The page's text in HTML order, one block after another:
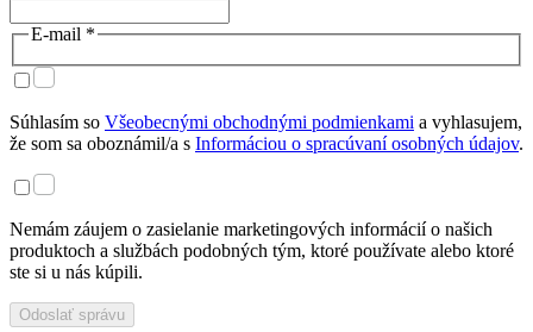
E-mail *
Súhlasím so Všeobecnými obchodnými podmienkami a vyhlasujem,
že som sa oboznámil/a s Informáciou o spracúvaní osobných údajov.
Nemám záujem o zasielanie marketingových informácií o našich
produktoch a službách podobných tým, ktoré používate alebo ktoré
ste si u nás kúpili.
Odoslať správu